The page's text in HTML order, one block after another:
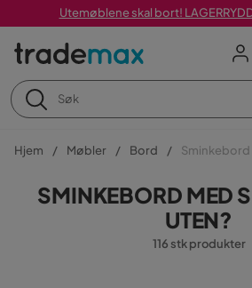
Utemøblene skal bort!
Hjem Møbler Bord
SMINKEBORD MED
UTEN?
116 stk produkter